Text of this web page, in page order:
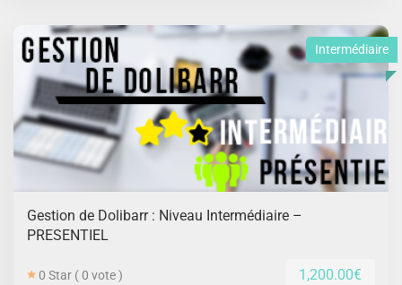
Intermédiaire
Gestion de Dolibarr : Niveau Intermédiaire –
PRESENTIEL
0 Star ( 0 vote ) 1,200.00€